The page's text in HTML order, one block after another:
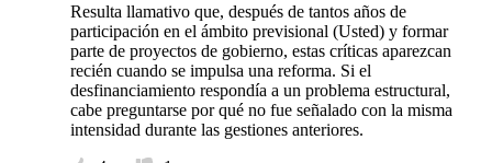
Resulta llamativo que, después de tantos años de
participación en el ámbito previsional (Usted) y formar
parte de proyectos de gobierno, estas críticas aparezcan
recién cuando se impulsa una reforma. Si el
desfinanciamiento respondía a un problema estructural,
cabe preguntarse por qué no fue señalado con la misma
intensidad durante las gestiones anteriores.